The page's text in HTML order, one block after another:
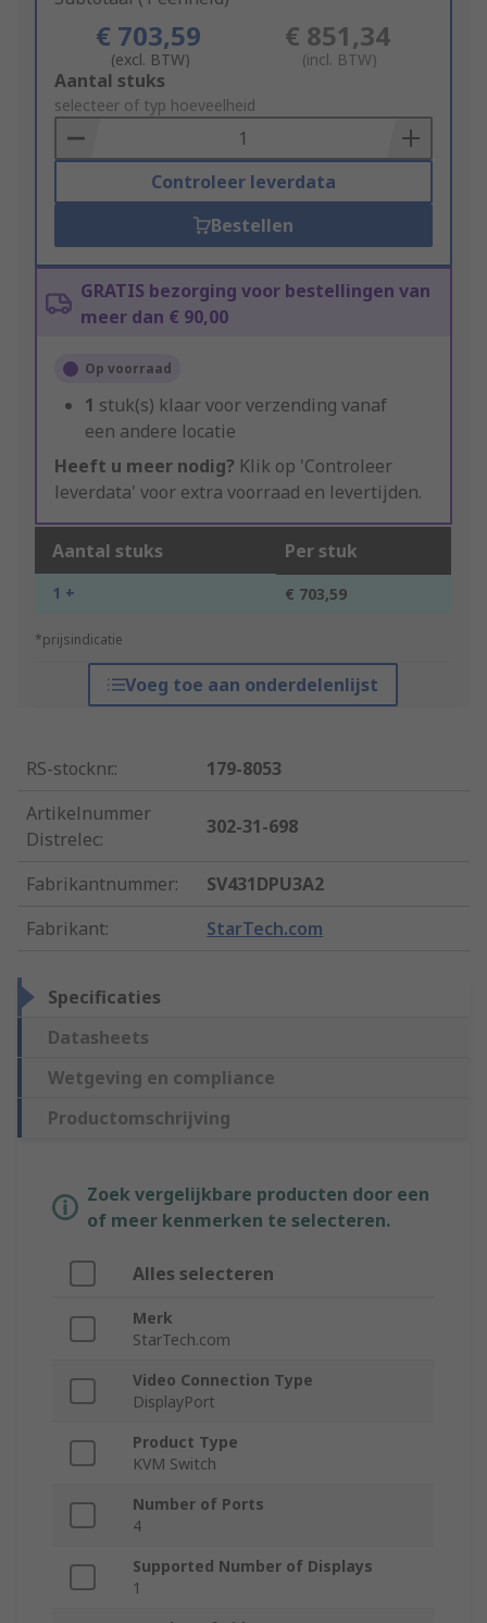
€ 703,59
(excl. BTW)
€ 851,34
(incl. BTW)
Add
to
Basket
Aantal stuks
selecteer of typ hoeveelheid
Controleer leverdata
Bestellen
GRATIS bezorging voor bestellingen van
meer dan € 90,00
Op voorraad
1 stuk(s) klaar voor verzending vanaf
een andere locatie
Heeft u meer nodig? Klik op 'Controleer
leverdata' voor extra voorraad en levertijden.
Aantal stuks Per stuk
1 + € 703,59
*prijsindicatie
Voeg toe aan onderdelenlijst
RS-stocknr.:
179-8053
Artikelnummer
Distrelec:
302-31-698
Fabrikantnummer:
SV431DPU3A2
Fabrikant: StarTech.com
Specificaties
Datasheets
Wetgeving en compliance
Productomschrijving
Zoek vergelijkbare producten door een
of meer kenmerken te selecteren.
Alles selecteren
Merk
StarTech.com
Video Connection Type
DisplayPort
Product Type
KVM Switch
Number of Ports
4
Supported Number of Displays
1